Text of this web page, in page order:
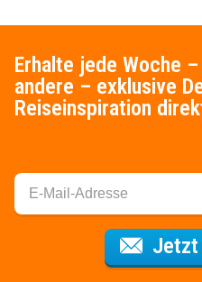
Erhalte jede Woche
andere – exklusive
Reiseinspiration
Jetzt